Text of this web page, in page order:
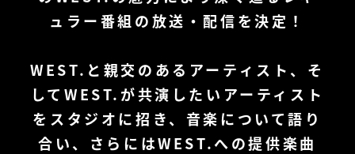
ュラー番組の放送・配信を決定！
WEST.と親交のあるアーティスト、そ
してWEST.が共演したいアーティスト
をスタジオに招き、音楽について語り
合い、さらにはWEST.への提供楽曲